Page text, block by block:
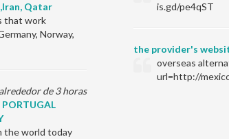
Qatar
that work
Norway,
de 3 horas
PORTUGAL
the world today
is.gd/pe4qST
the provider's
overseas
url=http://